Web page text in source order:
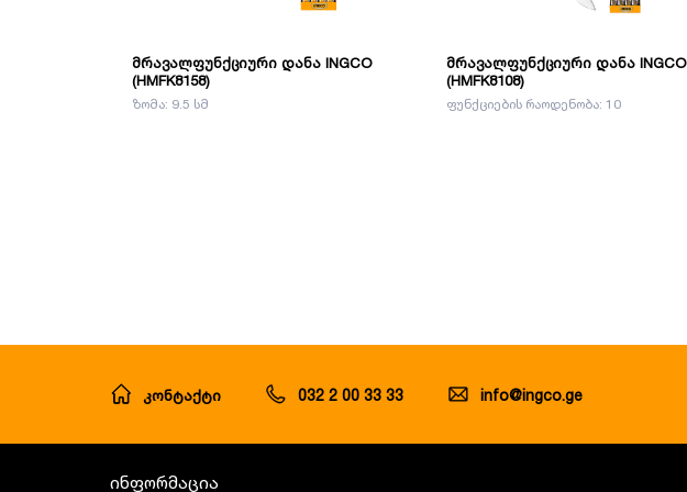
მრავალფუნქციური დანა INGCO
(HMFK8158)
ზომა: 9.5 სმ
მრავალფუნქციური დანა INGCO
(HMFK8108)
ფუნქციების რაოდენობა: 10
კონტაქტი 032 2 00 33 33 info@ingco.ge
ინფორმაცია